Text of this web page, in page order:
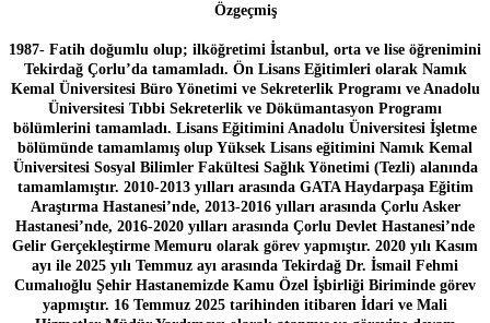
Özgeçmiş
1987- Fatih doğumlu olup; ilköğretimi İstanbul, orta ve lise öğrenimini
Tekirdağ Çorlu’da tamamladı. Ön Lisans Eğitimleri olarak Namık
Kemal Üniversitesi Büro Yönetimi ve Sekreterlik Programı ve Anadolu
Üniversitesi Tıbbi Sekreterlik ve Dökümantasyon Programı
bölümlerini tamamladı. Lisans Eğitimini Anadolu Üniversitesi İşletme
bölümünde tamamlamış olup Yüksek Lisans eğitimini Namık Kemal
Üniversitesi Sosyal Bilimler Fakültesi Sağlık Yönetimi (Tezli) alanında
tamamlamıştır. 2010-2013 yılları arasında GATA Haydarpaşa Eğitim
Araştırma Hastanesi’nde, 2013-2016 yılları arasında Çorlu Asker
Hastanesi’nde, 2016-2020 yılları arasında Çorlu Devlet Hastanesi’nde
Gelir Gerçekleştirme Memuru olarak görev yapmıştır. 2020 yılı Kasım
ayı ile 2025 yılı Temmuz ayı arasında Tekirdağ Dr. İsmail Fehmi
Cumalıoğlu Şehir Hastanemizde Kamu Özel İşbirliği Biriminde görev
yapmıştır. 16 Temmuz 2025 tarihinden itibaren İdari ve Mali